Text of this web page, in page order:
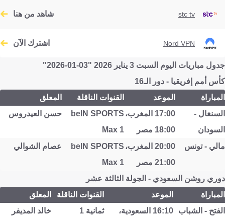
stc tv شاهد من هنا
Nord VPN اشترك الآن
جدول مباريات اليوم السبت 3 يناير 2026 "03-01-2026"
كأس أمم إفريقيا - دور الـ16
المباراة
الموعد القنوات الناقلة
المعلق
السنغال -
السودان
17:00 المغرب،
18:00 مصر
beIN SPORTS
Max 1
حسن العيدروس
مالي - تونس
20:00 المغرب،
21:00 مصر
beIN SPORTS
Max 1
عصام الشوالي
دوري روشن السعودي - الجولة الثالثة عشر
المباراة
الموعد القنوات الناقلة
المعلق
الفتح - الشباب
16:10 السعودية،
ثمانية 1 خالد المديفر